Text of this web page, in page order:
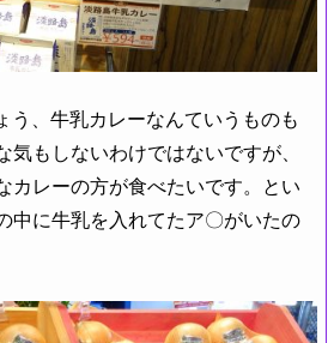
、牛乳カレーなんていうものも
気もしないわけではないですが、
カレーの方が食べたいです。とい
中に牛乳を入れてたア〇がいたの